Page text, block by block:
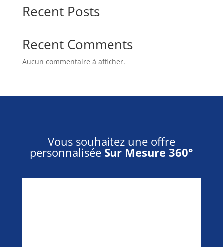
Recent Posts
Recent Comments
Aucun commentaire à afficher.
Vous souhaitez une offre
personnalisée Sur Mesure 360°